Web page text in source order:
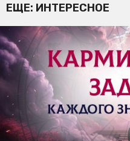
ЕЩЕ: ИНТЕРЕСНОЕ